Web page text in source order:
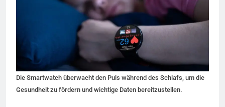
Die Smartwatch überwacht den Puls während des Schlafs, um die
Gesundheit zu fördern und wichtige Daten bereitzustellen.